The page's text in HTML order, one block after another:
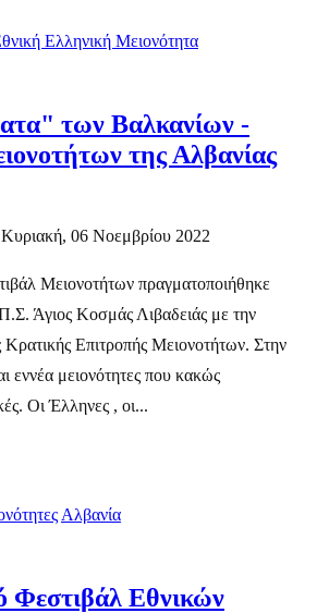
Ελληνική Μειονότητα
των Βαλκανίων -
της Αλβανίας
Κυριακή, 06 Νοεμβρίου 2022
Μειονοτήτων πραγματοποιήθηκε
Άγιος Κοσμάς Λιβαδειάς με την
Κρατικής Επιτροπής Μειονοτήτων. Στην
εννέα μειονότητες που κακώς
Οι Έλληνες , οι...
Αλβανία
Φεστιβάλ Εθνικών